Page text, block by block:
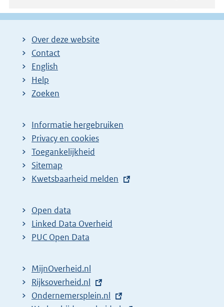
Over deze website
Contact
English
Help
Zoeken
Informatie hergebruiken
Privacy en cookies
Toegankelijkheid
Sitemap
E
t
e
r
l
i
n
Kwetsbaarheid melden
Open data
Linked Data Overheid
PUC Open Data
MijnOverheid.nl
E
x
Rijksoverheid.nl
E
Ondernemersplein.nl